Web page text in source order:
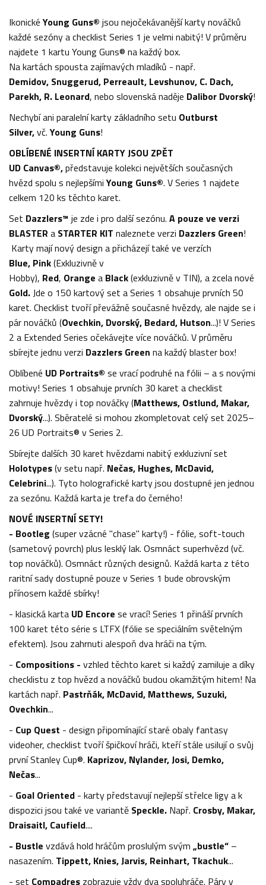
IkonickéYoung Guns® jsou nejočekávanější karty nováčků
každé sezóny a checklist Series 1 je velmi nabitý! V průměru
najdete 1 kartu Young Guns® na každý box.
Na kartách spousta zajímavých mladíků - např.
Demidov, Snuggerud, Perreault, Levshunov, C. Dach,
Parekh, R. Leonard, nebo slovenská naděje Dalibor Dvorský!
Nechybí ani paralelní karty základního setu Outburst
Silver,vč.Young Guns!
OBLÍBENÉ INSERTNÍ KARTY JSOU ZPĚT
UD Canvas®,představuje kolekci největších současných
hvězd spolu s nejlepšímiYoung Guns®. V Series 1 najdete
celkem 120 ks těchto karet.
Set Dazzlers™ je zde i pro další sezónu. A pouze ve verzi
BLASTER a STARTER KIT naleznete verzi Dazzlers Green!
Karty mají nový design a přicházejí také ve verzích
Blue, Pink(Exkluzivně v
Hobby), Red, Orange a Black(exkluzivně v TIN), a zcela nové
Gold. Jde o 150 kartový set a Series 1 obsahuje prvních 50
karet. Checklist tvoří převážně současné hvězdy, ale najde se i
pár nováčků (Ovechkin, Dvorský, Bedard, Hutson...)! V Series
2 a Extended Series očekávejte více nováčků. V průměru
sbírejte jednu verzi Dazzlers Green na každý blaster box!
Oblíbené UD Portraits® se vrací podruhé na fólii – a s novými
motivy! Series 1 obsahuje prvních 30 karet a checklist
zahrnuje hvězdy i top nováčky (Matthews, Ostlund, Makar,
Dvorský...). Sběratelé si mohou zkompletovat celý set 2025–
26 UD Portraits® v Series 2.
Sbírejte dalších 30 karet hvězdami nabitý exkluzivní set
Holotypes(v setu např. Nečas, Hughes, McDavid,
Celebrini...). Tyto holografické karty jsou dostupné jen jednou
za sezónu. Každá karta je trefa do černého!
NOVÉ INSERTNÍ SETY!
- Bootleg (super vzácné "chase" karty!) - fólie, soft-touch
(sametový povrch) plus lesklý lak. Osmnáct superhvězd (vč.
top nováčků). Osmnáct různých designů. Každá karta z této
raritní sady dostupné pouze v Series 1 bude obrovským
přínosem každé sbírky!
- klasická karta UD Encore se vrací! Series 1 přináší prvních
100 karet této série s LTFX (fólie se speciálním světelným
efektem). Jsou zahrnuti alespoň dva hráči na tým.
- Compositions - vzhled těchto karet si každý zamiluje a díky
checklistu z top hvězd a nováčků budou okamžitým hitem! Na
kartách např. Pastrňák, McDavid, Matthews, Suzuki,
Ovechkin...
- Cup Quest - design připomínající staré obaly fantasy
videoher, checklist tvoří špičkoví hráči, kteří stále usilují o svůj
první Stanley Cup®. Kaprizov, Nylander, Josi, Demko,
Nečas...
- Goal Oriented - karty představují nejlepší střelce ligy a k
dispozici jsou také ve variantě Speckle. Např. Crosby, Makar,
Draisaitl, Caufield....
- Bustle vzdává hold hráčům proslulým svým „bustle“ –
nasazením. Tippett, Knies, Jarvis, Reinhart, Tkachuk...
- set Compadres zobrazuje vždy dva spoluhráče. Páry v